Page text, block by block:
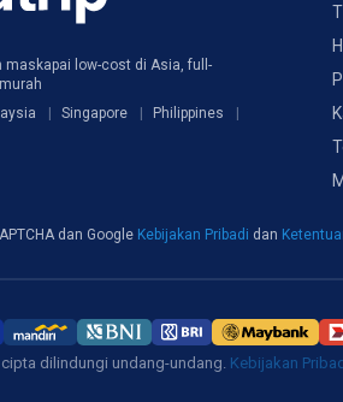
maskapai low-cost di Asia, full-
Singapore
Philippines
dan Google Kebijakan Pribadi dan
dilindungi undang-undang. Kebijakan